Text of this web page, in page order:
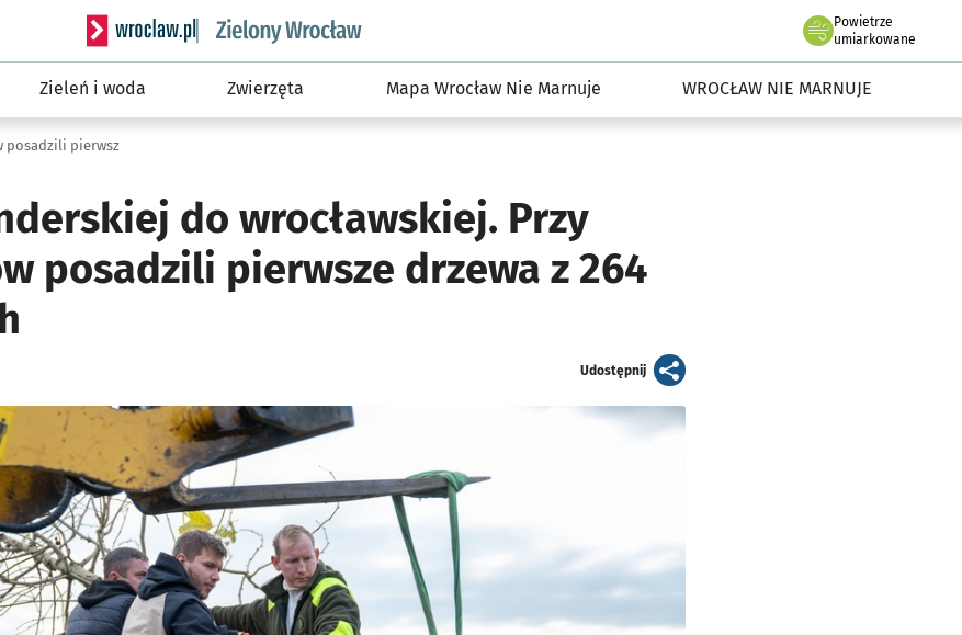
Serwis informacyjny wroclaw.pl podserwis: Środowisko we Wrocławiu
Powietrze
we Wrocławiu
umiarkowane
Zieleń i woda Zwierzęta Mapa Wrocław Nie Marnuje WROCŁAW NIE MARNUJE
posadzili pierwsz
do wrocławskiej. Przy
posadzili pierwsze drzewa z 264
Udostępnijartykuł